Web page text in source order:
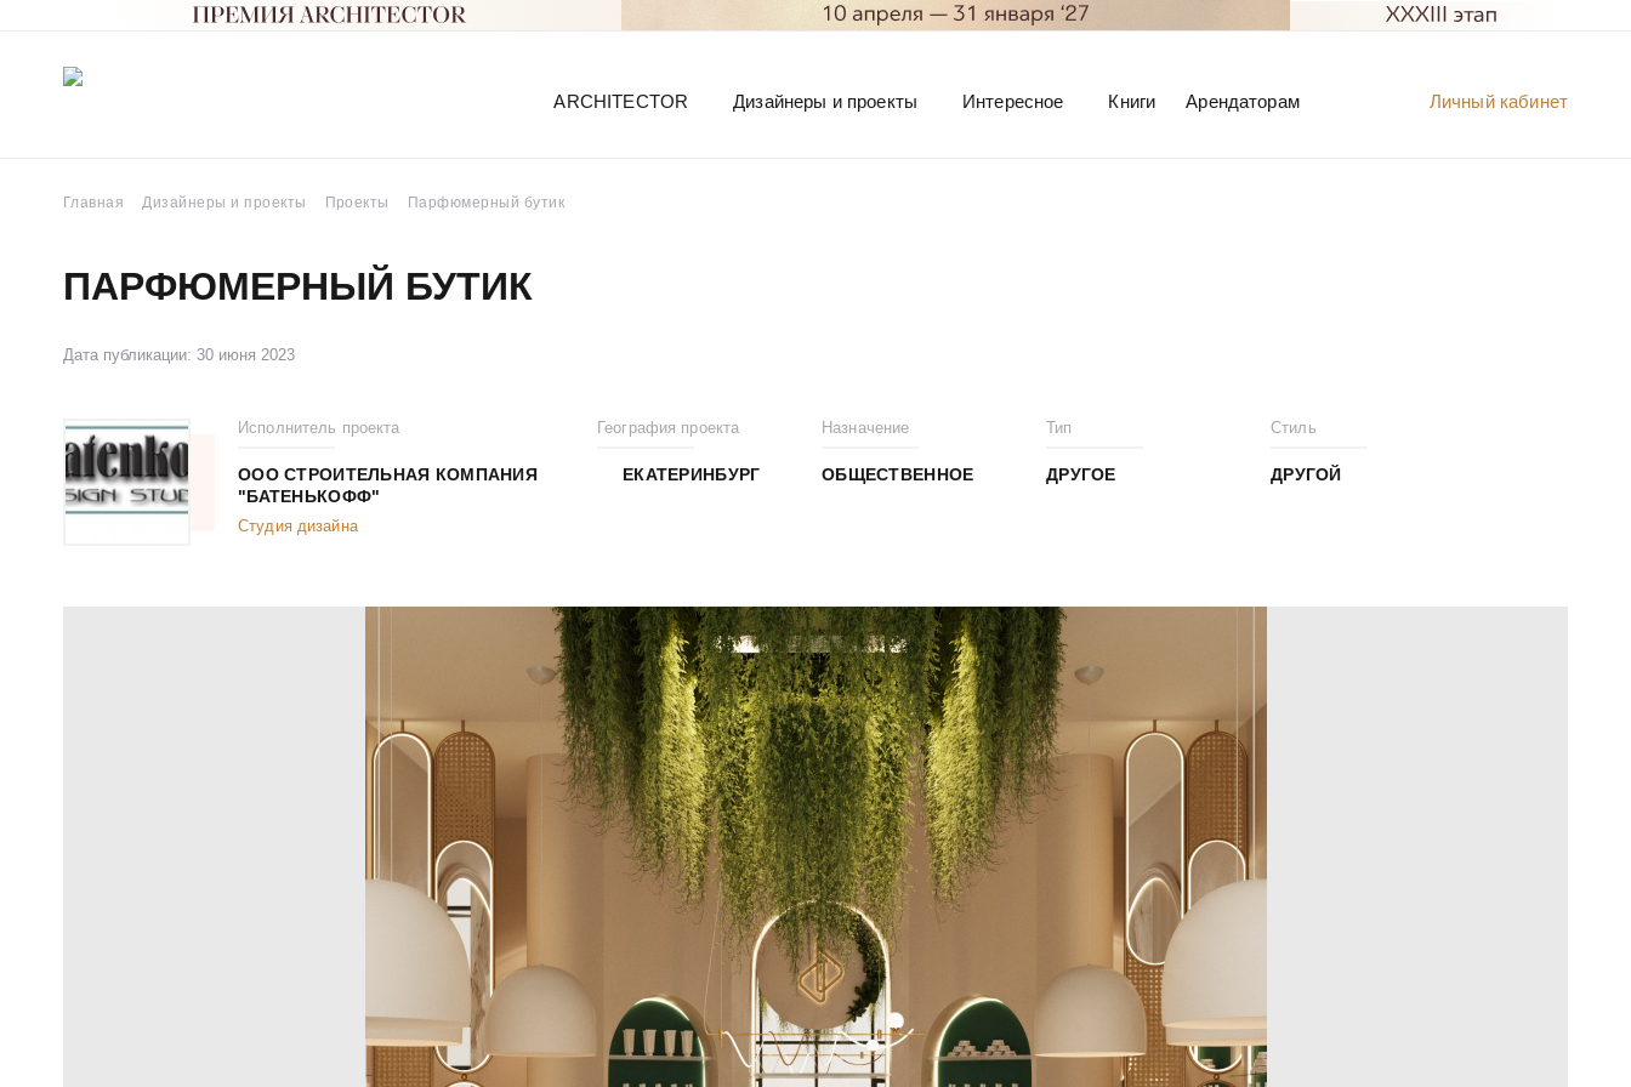
Личный кабинет
ARCHITECTOR Дизайнеры и проекты Интересное Книги Арендаторам
Главная Дизайнеры и проекты Проекты Парфюмерный бутик
ПАРФЮМЕРНЫЙ БУТИК
Дата публикации: 30 июня 2023
Исполнитель проекта
ООО СТРОИТЕЛЬНАЯ КОМПАНИЯ
"БАТЕНЬКОФФ"
Студия дизайна
География проекта
ЕКАТЕРИНБУРГ
Назначение
ОБЩЕСТВЕННОЕ
Тип
ДРУГОЕ
Стиль
ДРУГОЙ